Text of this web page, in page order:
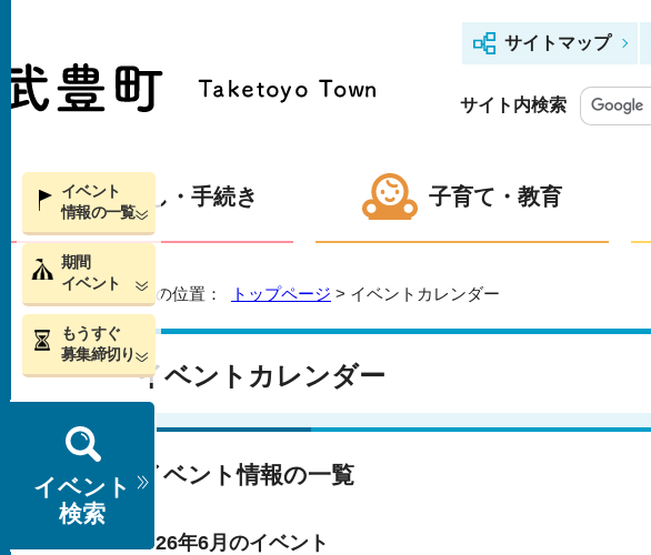
サイトマップ
サイト内検索
くらし・手続き 子育て・教育
現在の位置： トップページ > イベントカレンダー
イベントカレンダー
イベント
情報の一覧
期間
イベント
もうすぐ
募集締切り
イベント
検索
イベント情報の一覧
2026年6月のイベント